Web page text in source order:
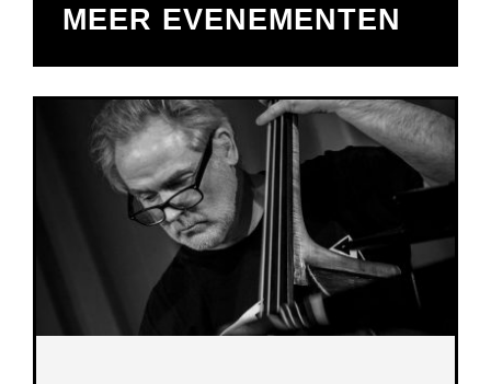
MEER EVENEMENTEN